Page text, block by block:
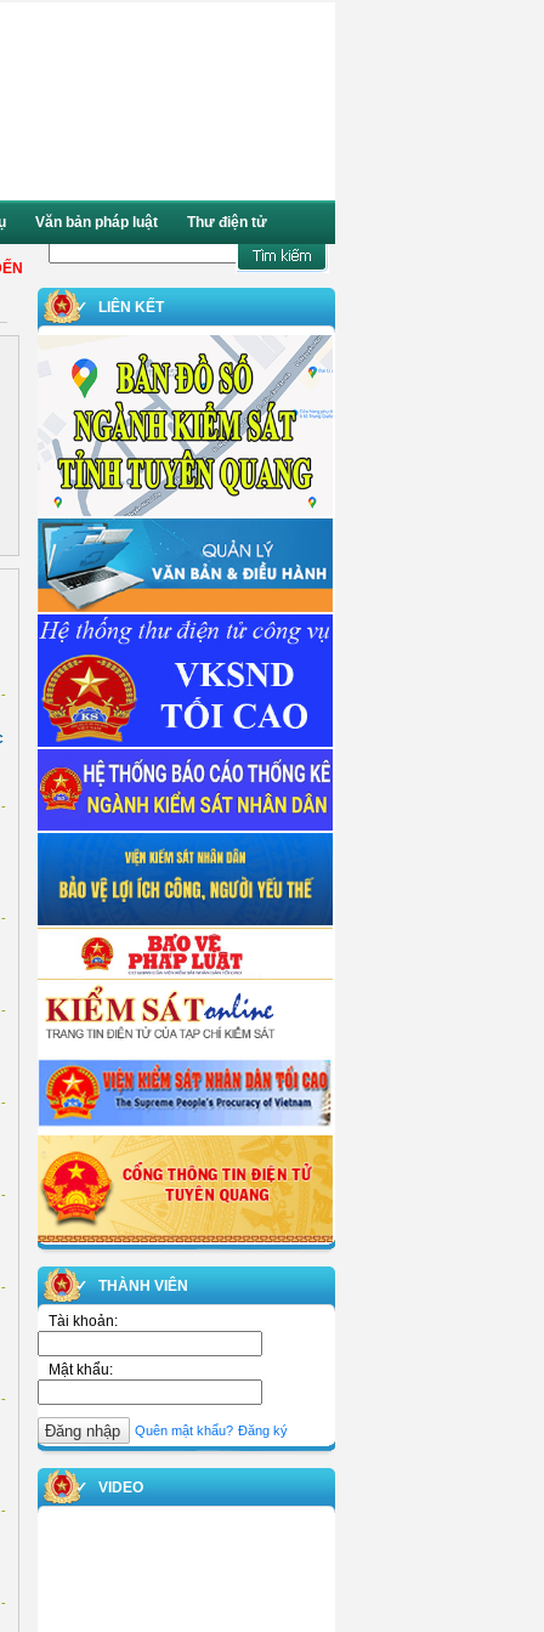
Văn bản pháp luật Thư điện tử
WEBSITE CỦA VIỆN KIỂM SÁT NHÂN DÂN TỈNH TUYÊN QUANG.
✓ LIÊN KẾT
✓ THÀNH VIÊN
Tài khoản:
Mật khẩu:
Quên mật khẩu? Đăng ký
✓ VIDEO